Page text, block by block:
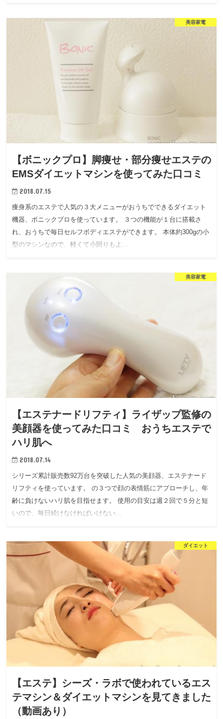
美容家電
【ボニックプロ】脚痩せ・部分痩せエステの
EMSダイエットマシンを使ってみた口コミ
2018.07.15
痩身系のエステで人気の３大メニューがおうちでできるダイエット
機器、ボニックプロを使っています。 ３つの機能が１台に搭載さ
れ、おうちで毎日セルフボディエステができます。 本体約300gの小
型のマシンなので、軽くて小回りもよ…
美容家電
【エステナードリフティ】ライザップ監修の
美顔器を使ってみた口コミ おうちエステで
ハリ肌へ
2018.07.14
シリーズ累計販売数92万台を突破した人気の美顔器、エステナード
リフティを使っています。 の３つで顔の表情筋にアプローチし、年
齢に負けないハリ肌を目指せます。 使用の目安は週２回で５分と短
いので、毎日続けなければいけない…
ダイエット
【エステ】シーズ・ラボで使われているエス
テマシン＆ダイエットマシンを見てきました
（動画あり）